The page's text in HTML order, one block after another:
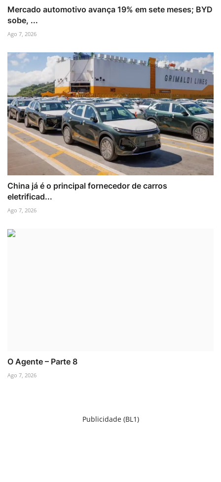
Mercado automotivo avança 19% em sete meses; BYD
sobe, ...
Ago 7, 2026
China já é o principal fornecedor de carros
eletrificad...
Ago 7, 2026
O Agente – Parte 8
Ago 7, 2026
Publicidade (BL1)